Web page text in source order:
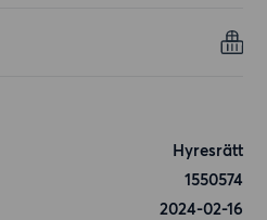
Hyresrätt
1550574
2024-02-16